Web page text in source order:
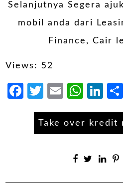
Selanjutnya Segera
mobil anda dari
Finance, Cair
Views: 52
Facebook
Twitter
Email
Take over kredit